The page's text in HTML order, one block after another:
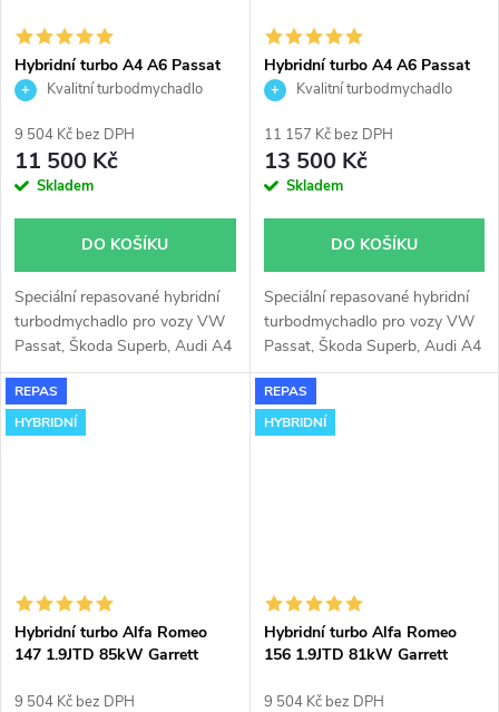
Hybridní turbo A4 A6 Passat
Superb GT1752V s velkým
Kvalitní turbodmychadlo
9 504 Kč bez DPH
11 500 Kč
Skladem
DO KOŠÍKU
Speciální repasované hybridní
turbodmychadlo pro vozy VW
Passat, Škoda Superb, Audi A4
A6 1.9TDi 1,9TDi 66KW 74KW
81KW 85KW 96kW 2.0TDi
100kW 103kW AFN, AUY,
Hybridní turbo A4 A6 Passat
Superb GT1752V v orig. obalu
Kvalitní turbodmychadlo
11 157 Kč bez DPH
13 500 Kč
Skladem
DO KOŠÍKU
Speciální repasované hybridní
turbodmychadlo pro vozy VW
Passat, Škoda Superb, Audi A4
A6 1.9TDi 1,9TDi 66KW 74KW
81KW 85KW AFN, AUY, AJM,
ATJ, ATD, AVB, AVG.
REPAS
HYBRIDNÍ
Hybridní turbo Alfa Romeo
147 1.9JTD 85kW Garrett
9 504 Kč bez DPH
REPAS
HYBRIDNÍ
Hybridní turbo Alfa Romeo
156 1.9JTD 81kW Garrett
9 504 Kč bez DPH